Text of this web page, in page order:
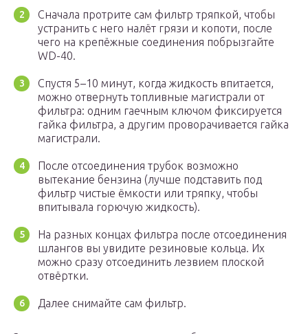
Сначала протрите сам фильтр тряпкой, чтобы
устранить с него налёт грязи и копоти, после
чего на крепёжные соединения побрызгайте
WD-40.
Спустя 5–10 минут, когда жидкость впитается,
можно отвернуть топливные магистрали от
фильтра: одним гаечным ключом фиксируется
гайка фильтра, а другим проворачивается гайка
магистрали.
После отсоединения трубок возможно
вытекание бензина (лучше подставить под
фильтр чистые ёмкости или тряпку, чтобы
впитывала горючую жидкость).
На разных концах фильтра после отсоединения
шлангов вы увидите резиновые кольца. Их
можно сразу отсоединить лезвием плоской
отвёртки.
Далее снимайте сам фильтр.